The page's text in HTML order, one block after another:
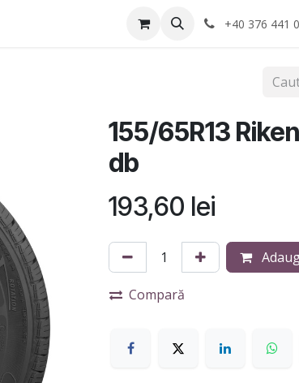
Service-uri montaj +40 376 441
155/65R13
db
193,60 lei
Compară